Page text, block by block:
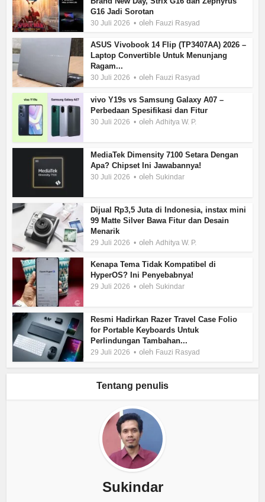
G16 Jadi Sorotan
30 Juli 2026 oleh Fauzi Rasyad
ASUS Vivobook 14 Flip (TP3407AA) 2026 –
Laptop Convertible Untuk Menunjang
Ragam...
30 Juli 2026 oleh Fauzi Rasyad
vivo Y19s vs Samsung Galaxy A07 –
Perbedaan Spesifikasi dan Fitur
30 Juli 2026 olehAdhitya W. P.
MediaTek Dimensity 7100 Setara Dengan
Apa? Chipset Ini Jawabannya!
30 Juli 2026 oleh Sukindar
Dijual Rp3,5 Juta di Indonesia, instax mini
99 Matte Silver Bawa Fitur dan Desain
Menarik
29 Juli 2026 olehAdhitya W. P.
Kenapa Tema Tidak Kompatibel di
HyperOS? Ini Penyebabnya!
29 Juli 2026 oleh Sukindar
Resmi Hadirkan Razer Travel Case Folio
for Portable Keyboards Untuk
Perlindungan Tambahan...
29 Juli 2026 oleh Fauzi Rasyad
Tentang penulis
Sukindar